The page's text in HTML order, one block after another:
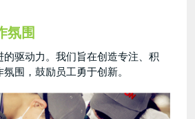
氛围
的驱动力。我们旨在创造专注、积
围，鼓励员工勇于创新。